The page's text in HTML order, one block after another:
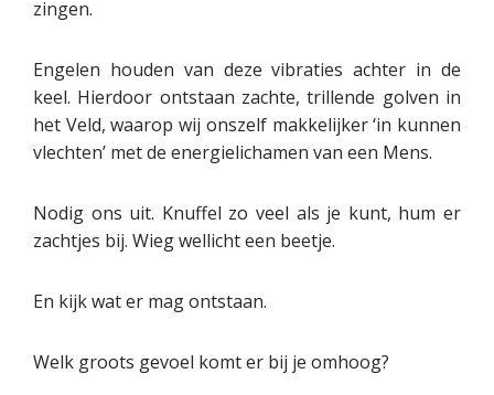
zingen.
Engelen houden van deze vibraties achter in de
keel. Hierdoor ontstaan zachte, trillende golven in
het Veld, waarop wij onszelf makkelijker ‘in kunnen
vlechten’ met de energielichamen van een Mens.
Nodig ons uit. Knuffel zo veel als je kunt, hum er
zachtjes bij. Wieg wellicht een beetje.
En kijk wat er mag ontstaan.
Welk groots gevoel komt er bij je omhoog?